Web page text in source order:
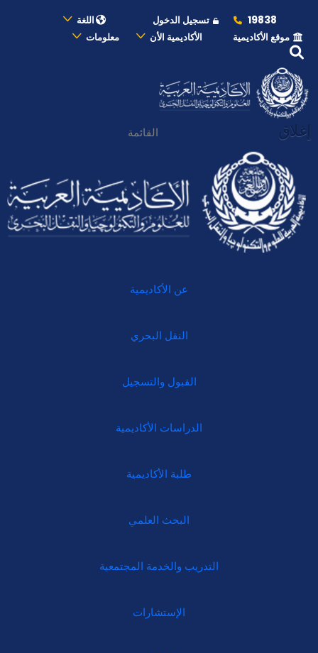
19838 تسجيل الدخول
اللغة
موقع الأكاديمية
الأكاديمية الأن معلومات
إغلاق القائمة
عن الأكاديمية
النقل البحري
القبول والتسجيل
الدراسات الأكاديمية
طلبة الأكاديمية
البحث العلمي
التدريب والخدمة المجتمعية
الإستشارات